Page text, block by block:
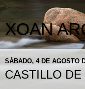
XOAN
SÁBADO, 4 DE AGOSTO
CASTILLO